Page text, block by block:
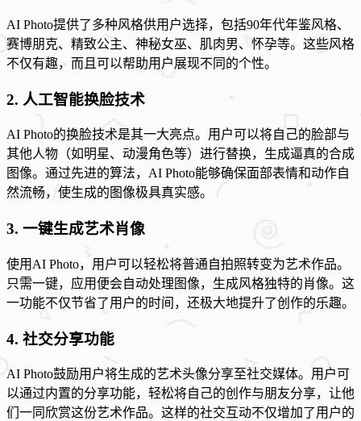
AI Photo提供了多种风格供用户选择，包括90年代年鉴风格、
赛博朋克、精致公主、神秘女巫、肌肉男、怀孕等。这些风格
不仅有趣，而且可以帮助用户展现不同的个性。
2. 人工智能换脸技术
AI Photo的换脸技术是其一大亮点。用户可以将自己的脸部与
其他人物（如明星、动漫角色等）进行替换，生成逼真的合成
图像。通过先进的算法，AI Photo能够确保面部表情和动作自
然流畅，使生成的图像极具真实感。
3. 一键生成艺术肖像
使用AI Photo，用户可以轻松将普通自拍照转变为艺术作品。
只需一键，应用便会自动处理图像，生成风格独特的肖像。这
一功能不仅节省了用户的时间，还极大地提升了创作的乐趣。
4. 社交分享功能
AI Photo鼓励用户将生成的艺术头像分享至社交媒体。用户可
以通过内置的分享功能，轻松将自己的创作与朋友分享，让他
们一同欣赏这份艺术作品。这样的社交互动不仅增加了用户的